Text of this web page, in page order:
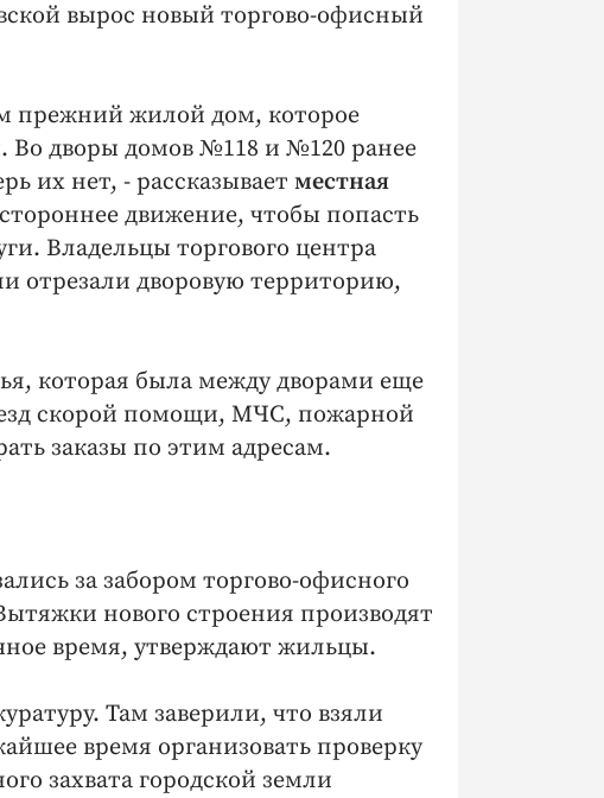
вырос новый торгово-офисный
прежний жилой дом, которое
Во дворы домов №118 и №120 ранее
их нет, - рассказывает местная
движение, чтобы попасть
Владельцы торгового центра
отрезали дворовую территорию,
которая была между дворами еще
скорой помощи, МЧС, пожарной
заказы по этим адресам.
за забором торгово-офисного
нового строения производят
время, утверждают жильцы.
Там заверили, что взяли
время организовать проверку
захвата городской земли